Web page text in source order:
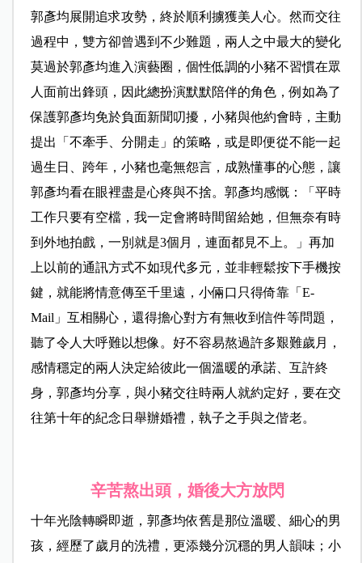
郭彥均展開追求攻勢，終於順利擄獲美人心。然而交往
過程中，雙方卻曾遇到不少難題，兩人之中最大的變化
莫過於郭彥均進入演藝圈，個性低調的小豬不習慣在眾
人面前出鋒頭，因此總扮演默默陪伴的角色，例如為了
保護郭彥均免於負面新聞叨擾，小豬與他約會時，主動
提出「不牽手、分開走」的策略，或是即便從不能一起
過生日、跨年，小豬也毫無怨言，成熟懂事的心態，讓
郭彥均看在眼裡盡是心疼與不捨。郭彥均感慨：「平時
工作只要有空檔，我一定會將時間留給她，但無奈有時
到外地拍戲，一別就是3個月，連面都見不上。」再加
上以前的通訊方式不如現代多元，並非輕鬆按下手機按
鍵，就能將情意傳至千里遠，小倆口只得倚靠「E-
Mail」互相關心，還得擔心對方有無收到信件等問題，
聽了令人大呼難以想像。好不容易熬過許多艱難歲月，
感情穩定的兩人決定給彼此一個溫暖的承諾、互許終
身，郭彥均分享，與小豬交往時兩人就約定好，要在交
往第十年的紀念日舉辦婚禮，執子之手與之偕老。
辛苦熬出頭，婚後大方放閃
十年光陰轉瞬即逝，郭彥均依舊是那位溫暖、細心的男
孩，經歷了歲月的洗禮，更添幾分沉穩的男人韻味；小